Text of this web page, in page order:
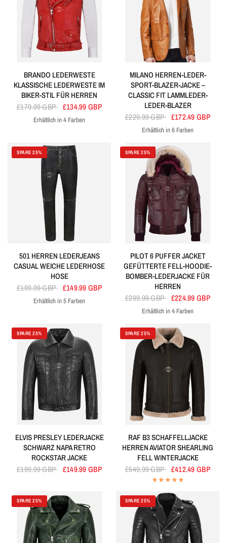
BRANDO LEDERWESTE
KLASSISCHE LEDERWESTE IM
BIKER-STIL FÜR HERREN
£179.99 GBP £134.99 GBP
RotSchwarz
WeissHimmelblau
Erhältlich in 4 Farben
MILANO HERREN-LEDER-
SPORT-BLAZER-JACKE –
CLASSIC FIT LAMMLEDER-
LEDER-BLAZER
£229.99 GBP £172.49 GBP
Bräunen
Schwarze BronzeHimmelblau
Braun
BlauSchwarz
Erhältlich in 6 Farben
SPARE 25%
501 HERREN LEDERJEANS
CASUAL WEICHE LEDERHOSE
HOSE
£199.99 GBP £149.99 GBP
Jahrgang
WeissOliveBräunen
Schmutziges Braun
Erhältlich in 5 Farben
SPARE 25%
PILOT 6 PUFFER JACKET
GEFÜTTERTE FELL-HOODIE-
BOMBER-LEDERJACKE FÜR
HERREN
£299.99 GBP £224.99 GBP
KirscheMarineWeissSchwarz
Erhältlich in 4 Farben
SPARE 25%
ELVIS PRESLEY LEDERJACKE
SCHWARZ NAPA RETRO
ROCKSTAR JACKE
£199.99 GBP £149.99 GBP
SPARE 25%
RAF B3 SCHAFFELLJACKE
HERREN AVIATOR SHEARLING
FELL WINTERJACKE
£549.99 GBP £412.49 GBP
SPARE 25% SPARE 25%